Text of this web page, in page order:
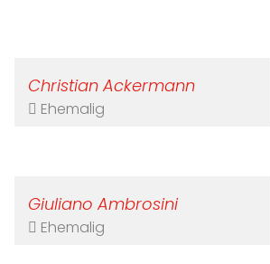
Christian Ackermann
Ehemalig
Giuliano Ambrosini
Ehemalig